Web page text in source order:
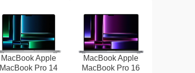
MacBook Apple
MacBook Pro 14
MacBook Apple
MacBook Pro 16